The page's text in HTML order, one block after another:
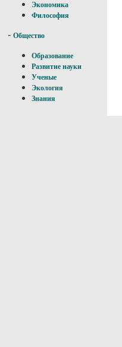
Экономика
Философия
- Общество
Образование
Развитие науки
Ученые
Экология
Знания